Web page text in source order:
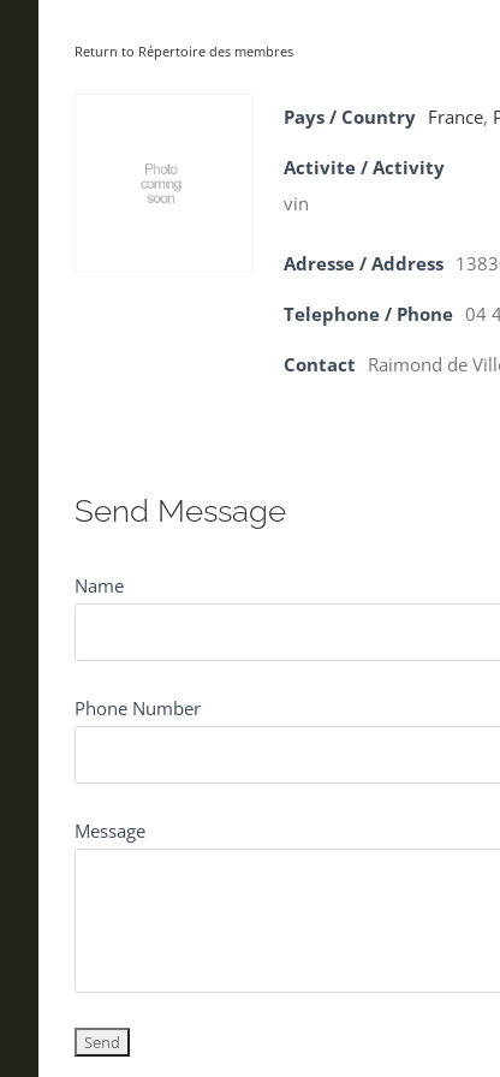
Return to Répertoire des membres
Pays / Country France,
Activite / Activity
vin
Adresse / Address
Telephone / Phone 04
Contact Raimond de
Send Message
Name
Phone Number
Message